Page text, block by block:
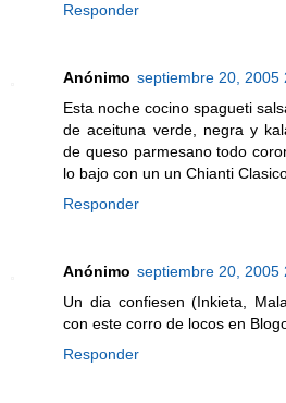
Responder
Anónimo septiembre 20, 2005
Esta noche cocino spagueti
de aceituna verde, negra y
de queso parmesano todo
lo bajo con un un Chianti
Responder
Anónimo septiembre 20, 2005
Un dia confiesen (Inkieta,
con este corro de locos en
Responder